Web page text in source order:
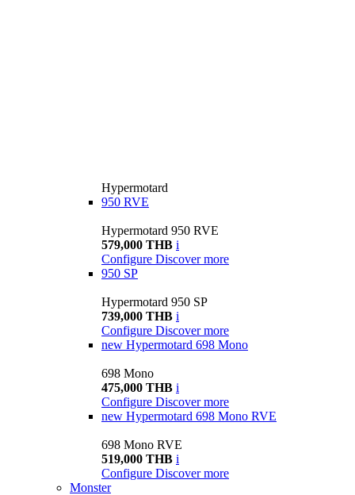
Hypermotard
950 RVE
Hypermotard 950 RVE
579,000 THB i
Configure Discover more
950 SP
Hypermotard 950 SP
739,000 THB i
Configure Discover more
new Hypermotard 698 Mono
698 Mono
475,000 THB i
Configure Discover more
new Hypermotard 698 Mono RVE
698 Mono RVE
519,000 THB i
Configure Discover more
Monster